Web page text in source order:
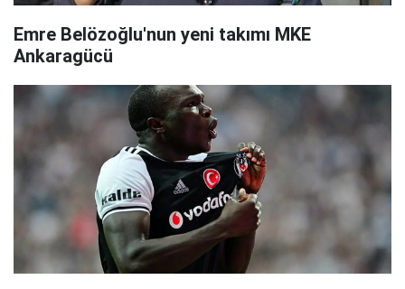
Emre Belözoğlu'nun yeni takımı MKE
Ankaragücü